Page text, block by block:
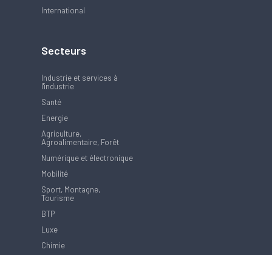
International
Secteurs
Industrie et services à
l'industrie
Santé
Energie
Agriculture,
Agroalimentaire, Forêt
Numérique et électronique
Mobilité
Sport, Montagne,
Tourisme
BTP
Luxe
Chimie